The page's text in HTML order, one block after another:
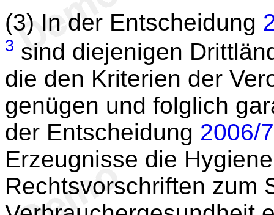
(3) In der Entscheidung
3 sind diejenigen
die den Kriterien der
genügen und folglich
der Entscheidung 2006/
Erzeugnisse die
Rechtsvorschriften zum